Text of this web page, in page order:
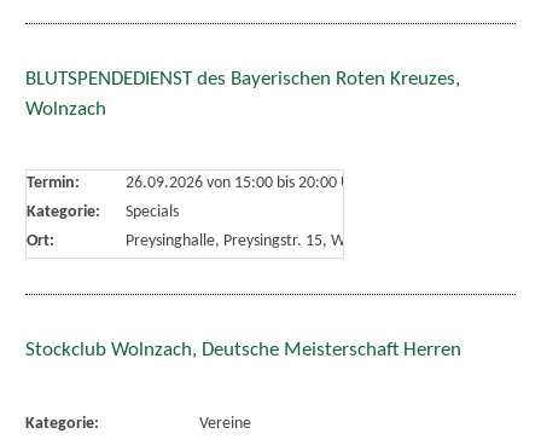
BLUTSPENDEDIENST des Bayerischen Roten Kreuzes,
Wolnzach
Termin: 26.09.2026 von 15:00bis 20:00 Uhr
Kategorie:
Specials
Ort:
Preysinghalle, Preysingstr. 15, Wolnzach
Stockclub Wolnzach, Deutsche Meisterschaft Herren
Kategorie:
Vereine